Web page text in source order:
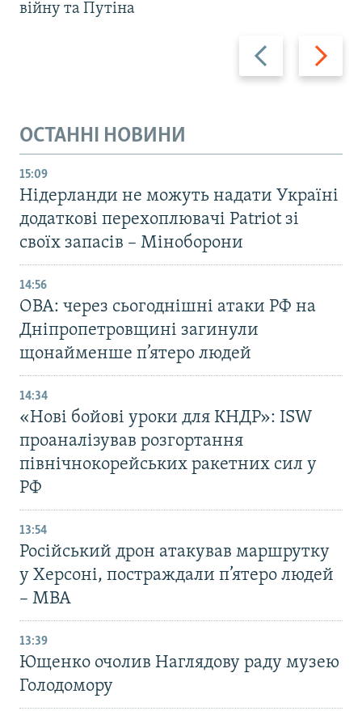
Назад Вперед
війну та Путіна
ОСТАННІ НОВИНИ
15:09
Нідерланди не можуть надати Україні
додаткові перехоплювачі Patriot зі
своїх запасів – Міноборони
14:56
ОВА: через сьогоднішні атаки РФ на
Дніпропетровщині загинули
щонайменше п’ятеро людей
14:34
«Нові бойові уроки для КНДР»: ISW
проаналізував розгортання
північнокорейських ракетних сил у
РФ
13:54
Російський дрон атакував маршрутку
у Херсоні, постраждали п’ятеро людей
– МВА
13:39
Ющенко очолив Наглядову раду музею
Голодомору